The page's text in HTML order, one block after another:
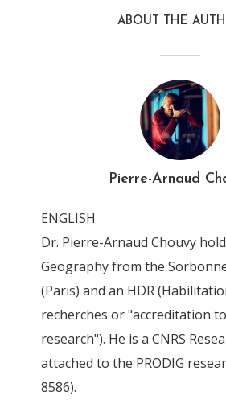
OT-
4
ABOUT THE
Pierre-Arnaud
ENGLISH
Dr. Pierre-Arnaud Chouvy
Geography from the
(Paris) and an HDR
recherches or "accreditation
research"). He is a CNRS
attached to the PRODIG
8586).